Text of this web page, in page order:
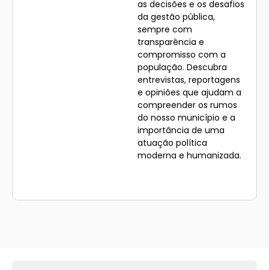
as decisões e os desafios
da gestão pública,
sempre com
transparência e
compromisso com a
população. Descubra
entrevistas, reportagens
e opiniões que ajudam a
compreender os rumos
do nosso município e a
importância de uma
atuação política
moderna e humanizada.